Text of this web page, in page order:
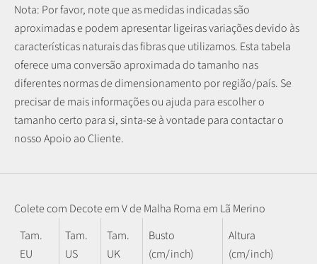
Nota: Por favor, note que as medidas indicadas são
aproximadas e podem apresentar ligeiras variações devido às
características naturais das fibras que utilizamos. Esta tabela
oferece uma conversão aproximada do tamanho nas
diferentes normas de dimensionamento por região/país. Se
precisar de mais informações ou ajuda para escolher o
tamanho certo para si, sinta-se à vontade para contactar o
nosso Apoio ao Cliente.
Colete com Decote em V de Malha Roma em Lã Merino
Tam.
EU
Tam.
US
Tam.
UK
Busto
(cm/inch)
Altura
(cm/inch)